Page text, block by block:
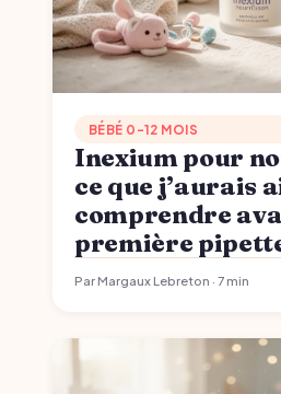
BÉBÉ 0-12 MOIS
Inexium pour
ce que j’aurais
comprendre
première
Par Margaux Lebreton · 7 min